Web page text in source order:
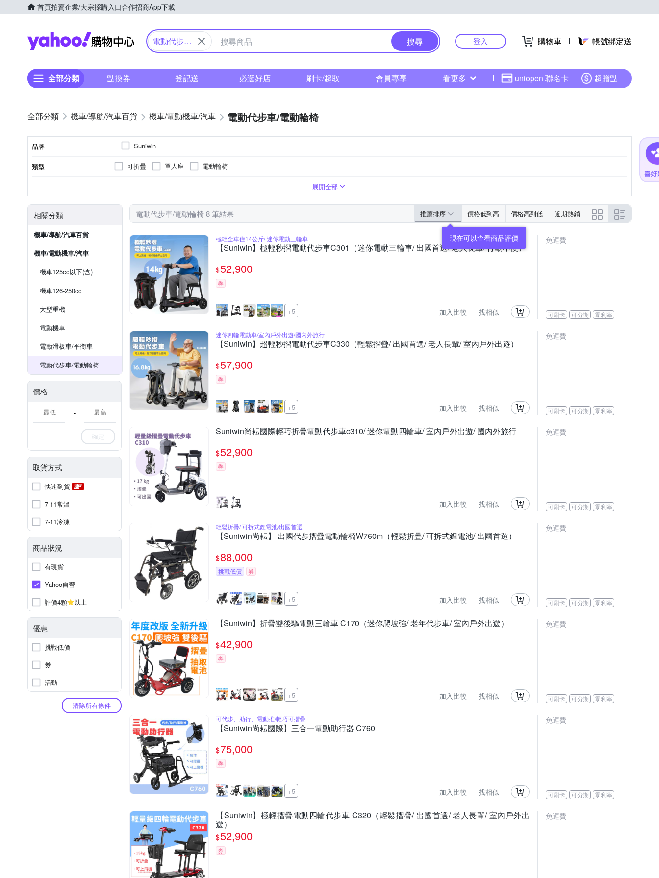
首頁拍賣企業/大宗採購入口合作招商App下載
Yahoo購物中心
電動代步車/
搜尋 登入 購物車 帳號綁定送
全部分類 點換券 登記送 必逛好店 刷卡/超取 會員專享 看更多 uniopen 聯名卡 超贈點
機車/導航/汽車百貨 機車/電動機車/汽車 電動代步車/電動輪椅
品牌 Suniwin
類型 可折疊 單人座 電動輪椅
展開全部
相關分類
機車/導航/汽車百貨
機車/電動機車/汽車
機車125cc以下(含)
機車126-250cc
大型重機
電動機車
電動滑板車/平衡車
電動代步車/電動輪椅
價格
-
確定
取貨方式
快速到貨
7-11常溫
7-11冷凍
商品狀況
有現貨
Yahoo自營
評價4顆
以上
優惠
挑戰低價
券
活動
清除所有條件
電動代步車/電動輪椅 8 筆結果 推薦排序 價格低到高 價格高到低 近期熱銷
現在可以查看商品評價
極輕全車僅14公斤/ 迷你電動三輪車
【Suniwin】極輕秒摺電動代步車C301（迷你電動三輪車/ 出國首選/ 老人長輩/ 行動不便）
$52,900
券
+5 加入比較 找相似
免運費
可刷卡 可分期 零利率
迷你四輪電動車/室內戶外出遊/國內外旅行
【Suniwin】超輕秒摺電動代步車C330（輕鬆摺疊/ 出國首選/ 老人長輩/ 室內戶外出遊）
$57,900
券
+5 加入比較 找相似
免運費
可刷卡 可分期 零利率
Suniwin尚耘國際輕巧折疊電動代步車c310/ 迷你電動四輪車/ 室內戶外出遊/ 國內外旅行
$52,900
券
加入比較 找相似
免運費
可刷卡 可分期 零利率
輕鬆折疊/ 可拆式鋰電池/出國首選
【Suniwin尚耘】 出國代步摺疊電動輪椅W760m（輕鬆折疊/ 可拆式鋰電池/ 出國首選）
$88,000
挑戰低價 券
+5 加入比較 找相似
免運費
可刷卡 可分期 零利率
【Suniwin】折疊雙後驅電動三輪車 C170（迷你爬坡強/ 老年代步車/ 室內戶外出遊）
$42,900
券
+5 加入比較 找相似
免運費
可刷卡 可分期 零利率
可代步、助行、電動推/輕巧可摺疊
【Suniwin尚耘國際】三合一電動助行器 C760
$75,000
券
+5 加入比較 找相似
免運費
可刷卡 可分期 零利率
【Suniwin】極輕摺疊電動四輪代步車 C320（輕鬆摺疊/ 出國首選/ 老人長輩/ 室內戶外出
遊）
$52,900
券
免運費